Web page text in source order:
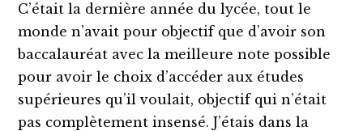
C’était la dernière année du lycée, tout le
monde n’avait pour objectif que d’avoir son
baccalauréat avec la meilleure note possible
pour avoir le choix d’accéder aux études
supérieures qu’il voulait, objectif qui n’était
pas complètement insensé. J’étais dans la